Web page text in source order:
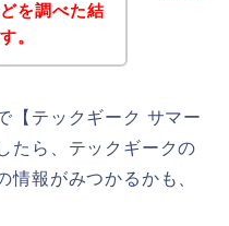
を調べた結
。
【テックギーク サマー
たら、テックギークの
情報がみつかるかも、